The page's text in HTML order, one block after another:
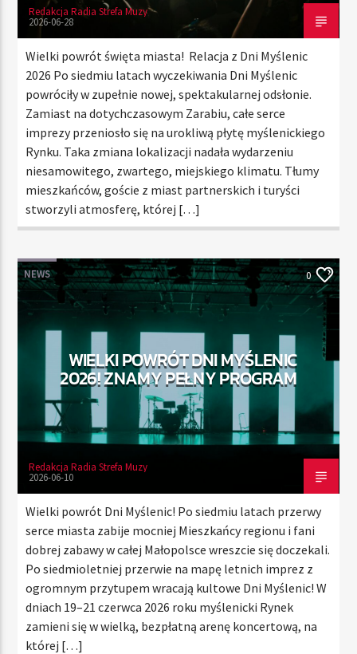
Radio Strefa Muzy
Redakcja Radia Strefa Muzy
2026-06-28
Wielki powrót święta miasta! Relacja z Dni Myślenic
2026 Po siedmiu latach wyczekiwania Dni Myślenic
powróciły w zupełnie nowej, spektakularnej odsłonie.
Zamiast na dotychczasowym Zarabiu, całe serce
imprezy przeniosło się na urokliwą płytę myślenickiego
Rynku. Taka zmiana lokalizacji nadała wydarzeniu
niesamowitego, zwartego, miejskiego klimatu. Tłumy
mieszkańców, goście z miast partnerskich i turyści
stworzyli atmosferę, której […]
NEWS 0
WIELKI POWRÓT DNI MYŚLENIC
2026! ZNAMY PEŁNY PROGRAM
Redakcja Radia Strefa Muzy
2026-06-10
Wielki powrót Dni Myślenic! Po siedmiu latach przerwy
serce miasta zabije mocniej Mieszkańcy regionu i fani
dobrej zabawy w całej Małopolsce wreszcie się doczekali.
Po siedmioletniej przerwie na mapę letnich imprez z
ogromnym przytupem wracają kultowe Dni Myślenic! W
dniach 19–21 czerwca 2026 roku myślenicki Rynek
zamieni się w wielką, bezpłatną arenę koncertową, na
której […]